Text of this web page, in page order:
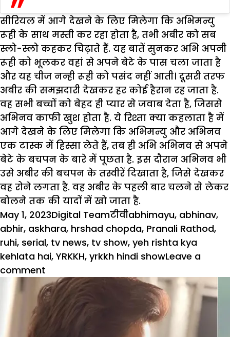
सीरियल में आगे देखने के लिए मिलेगा कि अभिमन्यु
रूही के साथ मस्ती कर रहा होता है, तभी अबीर को सब
स्लो-स्लो कहकर चिढ़ाते हैं. यह बातें सुनकर अभि अपनी
रूही को भूलकर वहां से अपने बेटे के पास चला जाता है
और यह चीज नन्ही रूही को पसंद नहीं आती। दूसरी तरफ
अबीर की समझदारी देखकर हर कोई हैरान रह जाता है.
वह सभी बच्चों को बेहद ही प्यार से जवाब देता है, जिससे
अभिनव काफी खुश होता है. ये रिश्ता क्या कहलाता है में
आगे देखने के लिए मिलेगा कि अभिमन्यु और अभिनव
एक टास्क में हिस्सा लेते हैं, तब ही अभि अभिनव से अपने
बेटे के बचपन के बारे में पूछता है. इस दौरान अभिनव भी
उसे अबीर की बचपन के तस्वीरें दिखाता है, जिसे देखकर
वह रोने लगता है. वह अबीर के पहली बार चलने से लेकर
बोलने तक की यादों में खो जाता है.
Posted
on
May 1, 2023Author
Digital TeamCategories
टीवीTags
abhimayu, abhinav,
abhir, askhara, hrshad chopda, Pranali Rathod,
ruhi, serial, tv news, tv show, yeh rishta kya
kehlata hai, YRKKH, yrkkh hindi showLeave a
comment
YRKKH:
अबीर
की
बचपन